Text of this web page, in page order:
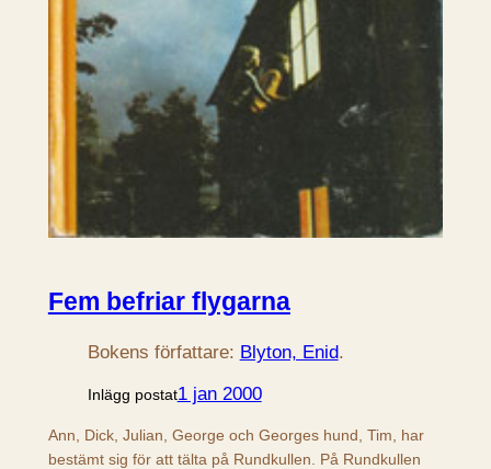
Fem befriar flygarna
Bokens författare: Blyton, Enid.
Inlägg postat1 jan 2000
Ann, Dick, Julian, George och Georges hund, Tim, har
bestämt sig för att tälta på Rundkullen. På Rundkullen